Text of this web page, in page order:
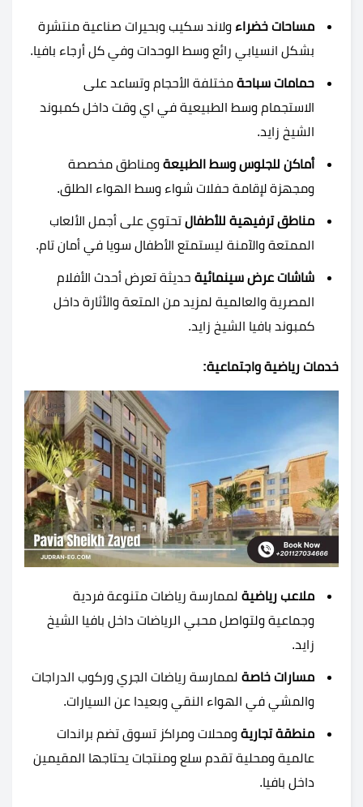
مساحات خضراء ولاند سكيب وبحيرات صناعية منتشرة
بشكل انسيابي رائع وسط الوحدات وفي كل أرجاء بافيا.
حمامات سباحة مختلفة الأحجام وتساعد على
الاستجمام وسط الطبيعية في اي وقت داخل كمبوند
الشيخ زايد.
أماكن للجلوس وسط الطبيعة ومناطق مخصصة
ومجهزة لإقامة حفلات شواء وسط الهواء الطلق.
مناطق ترفيهية للأطفال تحتوي على أجمل الألعاب
الممتعة والآمنة ليستمتع الأطفال سويا في أمان تام.
شاشات عرض سينمائية حديثة تعرض أحدث الأفلام
المصرية والعالمية لمزيد من المتعة والأثارة داخل
كمبوند بافيا الشيخ زايد.
خدمات رياضية واجتماعية:
ملاعب رياضية لممارسة رياضات متنوعة فردية
وجماعية ولتواصل محبي الرياضات داخل بافيا الشيخ
زايد.
مسارات خاصة لممارسة رياضات الجري وركوب الدراجات
والمشي في الهواء النقي وبعيدا عن السيارات.
منطقة تجارية ومحلات ومراكز تسوق تضم براندات
عالمية ومحلية تقدم سلع ومنتجات يحتاجها المقيمين
داخل بافيا.